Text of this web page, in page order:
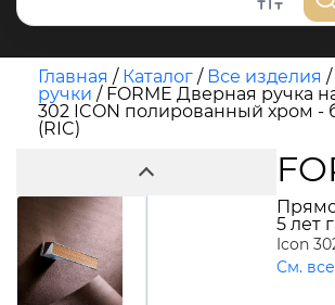
Главная / Каталог / Все изделия /
ручки / FORME Дверная ручка
302 ICON полированный хром -
(RIC)
5 лет
Icon
См.